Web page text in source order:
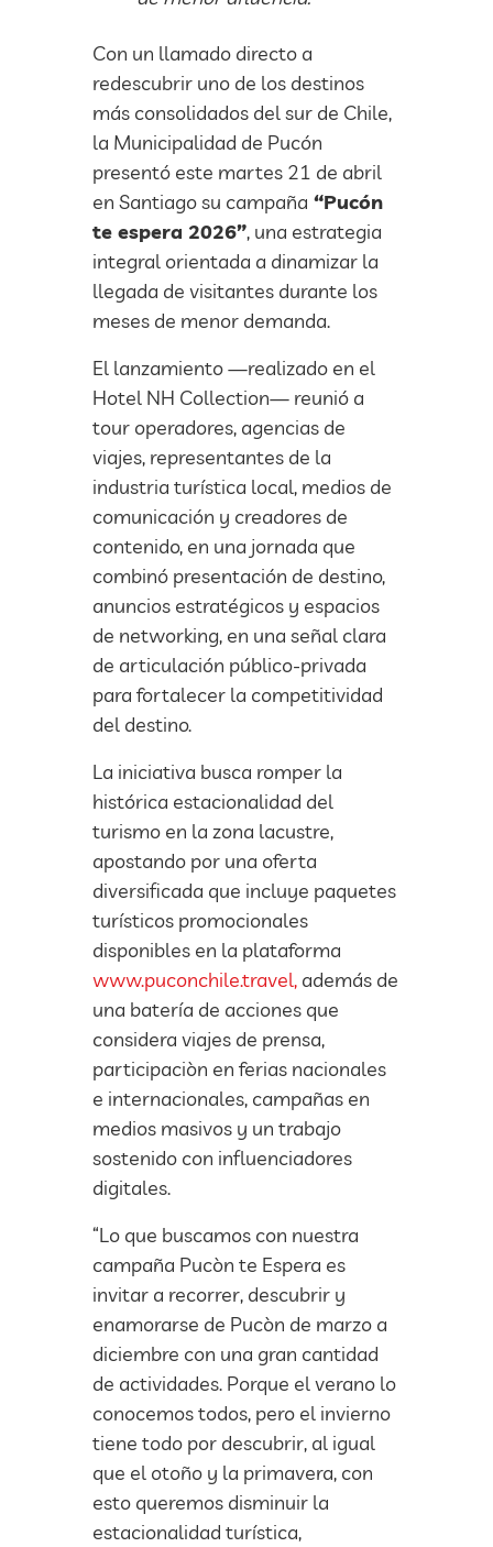
Con un llamado directo a
redescubrir uno de los destinos
más consolidados del sur de Chile,
la Municipalidad de Pucón
presentó este martes 21 de abril
en Santiago su campaña “Pucón
te espera 2026”, una estrategia
integral orientada a dinamizar la
llegada de visitantes durante los
meses de menor demanda.
El lanzamiento —realizado en el
Hotel NH Collection— reunió a
tour operadores, agencias de
viajes, representantes de la
industria turística local, medios de
comunicación y creadores de
contenido, en una jornada que
combinó presentación de destino,
anuncios estratégicos y espacios
de networking, en una señal clara
de articulación público-privada
para fortalecer la competitividad
del destino.
La iniciativa busca romper la
histórica estacionalidad del
turismo en la zona lacustre,
apostando por una oferta
diversificada que incluye paquetes
turísticos promocionales
disponibles en la plataforma
www.puconchile.travel, además de
una batería de acciones que
considera viajes de prensa,
participaciòn en ferias nacionales
e internacionales, campañas en
medios masivos y un trabajo
sostenido con influenciadores
digitales.
“Lo que buscamos con nuestra
campaña Pucòn te Espera es
invitar a recorrer, descubrir y
enamorarse de Pucòn de marzo a
diciembre con una gran cantidad
de actividades. Porque el verano lo
conocemos todos, pero el invierno
tiene todo por descubrir, al igual
que el otoño y la primavera, con
esto queremos disminuir la
estacionalidad turística,